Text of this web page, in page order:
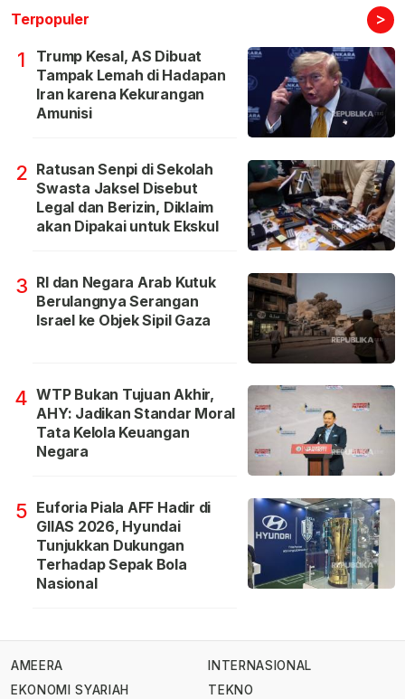
Terpopuler >
1
Trump Kesal, AS Dibuat
Tampak Lemah di Hadapan
Iran karena Kekurangan
Amunisi
2 Ratusan Senpi di Sekolah
Swasta Jaksel Disebut
Legal dan Berizin, Diklaim
akan Dipakai untuk Ekskul
3 RI dan Negara Arab Kutuk
Berulangnya Serangan
Israel ke Objek Sipil Gaza
4 WTP Bukan Tujuan Akhir,
AHY: Jadikan Standar Moral
Tata Kelola Keuangan
Negara
5 Euforia Piala AFF Hadir di
GIIAS 2026, Hyundai
Tunjukkan Dukungan
Terhadap Sepak Bola
Nasional
AMEERA
EKONOMI SYARIAH
INTERNASIONAL
TEKNO